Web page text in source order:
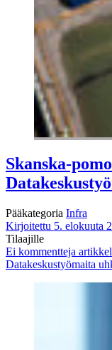
Skanska-
Pääkategoria Infra
Kirjoitettu 5. elokuuta
Tilaajille
Ei kommentteja
Datakeskustyömaita